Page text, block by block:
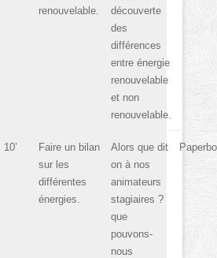
renouvelable.
découverte
des
différences
entre énergie
renouvelable
et non
renouvelable.
10’
Faire un bilan
sur les
différentes
énergies.
Alors que dit
on à nos
animateurs
stagiaires ?
que
pouvons-
nous